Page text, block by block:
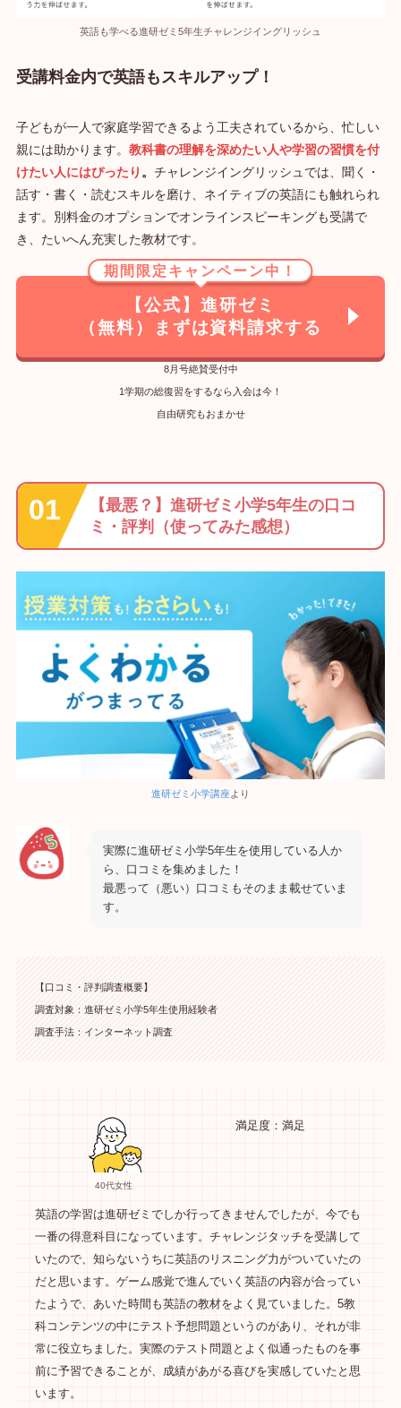
英語も学べる進研ゼミ5年生チャレンジイングリッシュ
受講料金内で英語もスキルアップ！
子どもが一人で家庭学習できるよう工夫されているから、忙しい
親には助かります。 教科書の理解を深めたい人や学習の習慣を付
けたい人にはぴったり 。 チャレンジイングリッシュでは、聞く・
話す・書く・読むスキルを磨け、ネイティブの英語にも触れられ
ます。別料金のオプションでオンラインスピーキングも受講で
き、たいへん充実した教材です。
期間限定キャンペーン中！
【公式】進研ゼミ
（無料）まずは資料請求する
8月号絶賛受付中
1学期の総復習をするなら入会は今！
自由研究もおまかせ
【最悪？】進研ゼミ小学5年生の口コ
ミ・評判（使ってみた感想）
進研ゼミ小学講座より
実際に進研ゼミ小学5年生を使用している人か
ら、口コミを集めました！
最悪って（悪い）口コミもそのまま載せていま
す。
【口コミ・評判調査概要】
調査対象：進研ゼミ小学5年生使用経験者
調査手法：インターネット調査
40代女性
満足度：満足
英語の学習は進研ゼミでしか行ってきませんでしたが、今でも
一番の得意科目になっています。チャレンジタッチを受講して
いたので、知らないうちに英語のリスニング力がついていたの
だと思います。ゲーム感覚で進んでいく英語の内容が合ってい
たようで、あいた時間も英語の教材をよく見ていました。5教
科コンテンツの中にテスト予想問題というのがあり、それが非
常に役立ちました。実際のテスト問題とよく似通ったものを事
前に予習できることが、成績があがる喜びを実感していたと思
います。